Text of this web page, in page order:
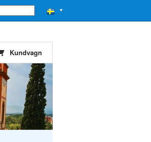
▼
Kundvagn